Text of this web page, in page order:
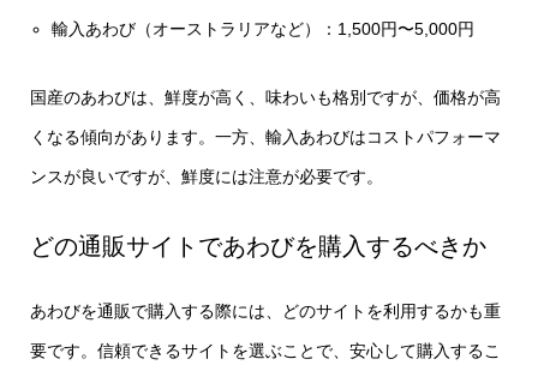
輸入あわび（オーストラリアなど）：1,500円〜5,000円
国産のあわびは、鮮度が高く、味わいも格別ですが、価格が高
くなる傾向があります。一方、輸入あわびはコストパフォーマ
ンスが良いですが、鮮度には注意が必要です。
どの通販サイトであわびを購入するべきか
あわびを通販で購入する際には、どのサイトを利用するかも重
要です。信頼できるサイトを選ぶことで、安心して購入するこ